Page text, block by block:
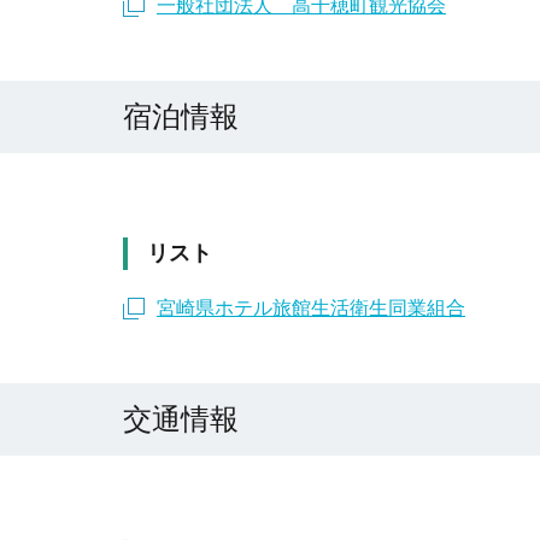
一般社団法人 高千穂町観光協会
宿泊情報
リスト
宮崎県ホテル旅館生活衛生同業組合
交通情報